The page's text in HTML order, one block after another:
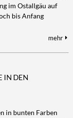
im Ostallgäu auf
bis Anfang
mehr
IN DEN
in bunten Farben